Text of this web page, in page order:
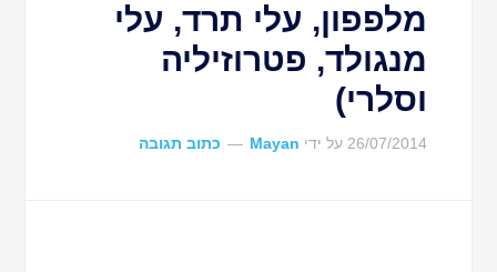
מלפפון, עלי תרד, עלי
מנגולד, פטרוזיליה
וסלרי)
26/07/2014 על ידי Mayan כתוב תגובה